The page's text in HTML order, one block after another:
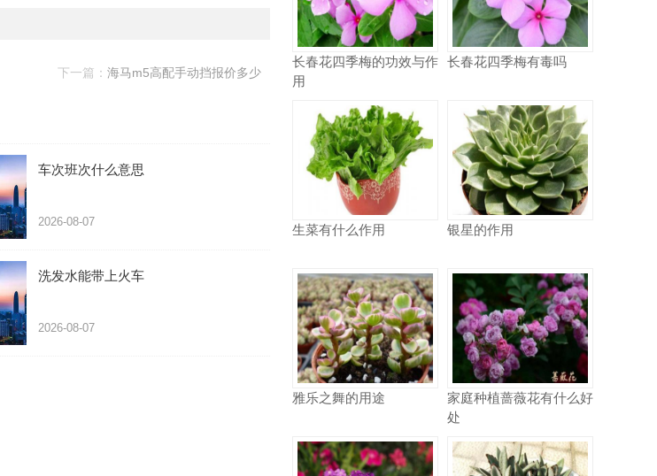
下一篇： 海马m5高配手动挡报价多少
车次班次什么意思
2026-08-07
洗发水能带上火车
2026-08-07
长春花四季梅的功效与作
用
长春花四季梅有毒吗
生菜有什么作用 银星的作用
雅乐之舞的用途
家庭种植蔷薇花有什么好
处